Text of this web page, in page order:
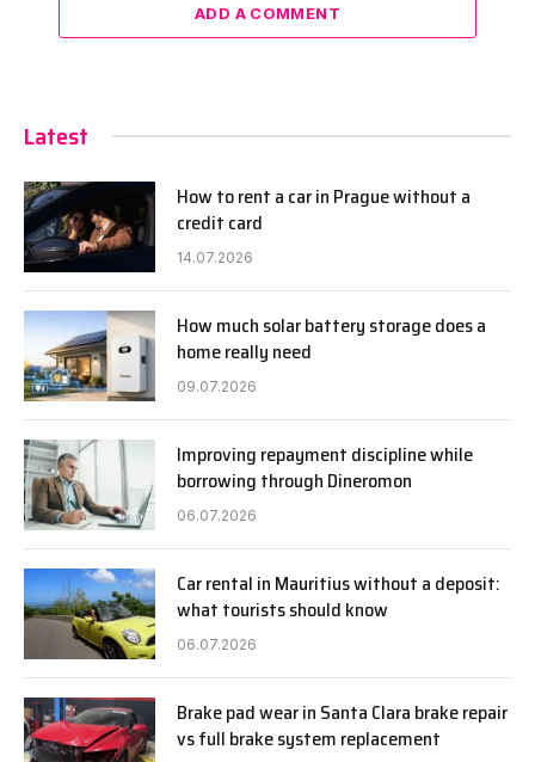
ADD A COMMENT
Latest
How to rent a car in Prague without a
credit card
14.07.2026
How much solar battery storage does a
home really need
09.07.2026
Improving repayment discipline while
borrowing through Dineromon
06.07.2026
Car rental in Mauritius without a deposit:
what tourists should know
06.07.2026
Brake pad wear in Santa Clara brake repair
vs full brake system replacement